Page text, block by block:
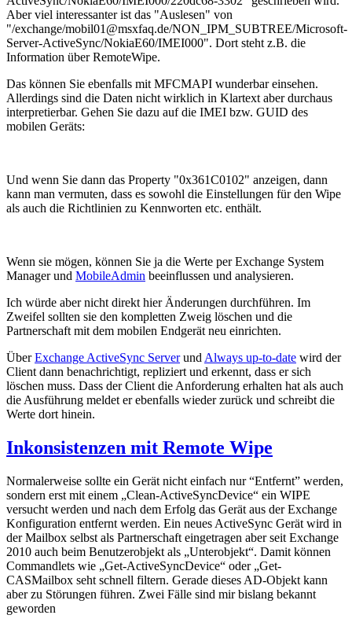
Aber viel interessanter ist das "Auslesen" von
"/exchange/mobil01@msxfaq.de/NON_IPM_SUBTREE/Microsoft-
Server-ActiveSync/NokiaE60/IMEI000". Dort steht z.B. die
Information über RemoteWipe.
Das können Sie ebenfalls mit MFCMAPI wunderbar einsehen.
Allerdings sind die Daten nicht wirklich in Klartext aber durchaus
interpretierbar. Gehen Sie dazu auf die IMEI bzw. GUID des
mobilen Geräts:
Und wenn Sie dann das Property "0x361C0102" anzeigen, dann
kann man vermuten, dass es sowohl die Einstellungen für den Wipe
als auch die Richtlinien zu Kennworten etc. enthält.
Wenn sie mögen, können Sie ja die Werte per Exchange System
Manager und MobileAdmin beeinflussen und analysieren.
Ich würde aber nicht direkt hier Änderungen durchführen. Im
Zweifel sollten sie den kompletten Zweig löschen und die
Partnerschaft mit dem mobilen Endgerät neu einrichten.
ÜberExchange ActiveSync Serverund Always up-to-date wird der
Client dann benachrichtigt, repliziert und erkennt, dass er sich
löschen muss. Dass der Client die Anforderung erhalten hat als auch
die Ausführung meldet er ebenfalls wieder zurück und schreibt die
Werte dort hinein.
Inkonsistenzen mit Remote Wipe
Normalerweise sollte ein Gerät nicht einfach nur “Entfernt” werden,
sondern erst mit einem „Clean-ActiveSyncDevice“ ein WIPE
versucht werden und nach dem Erfolg das Gerät aus der Exchange
Konfiguration entfernt werden. Ein neues ActiveSync Gerät wird in
der Mailbox selbst als Partnerschaft eingetragen aber seit Exchange
2010 auch beim Benutzerobjekt als „Unterobjekt“. Damit können
Commandlets wie „Get-ActiveSyncDevice“ oder „Get-
CASMailbox seht schnell filtern. Gerade dieses AD-Objekt kann
aber zu Störungen führen. Zwei Fälle sind mir bislang bekannt
geworden